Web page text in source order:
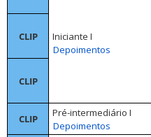
Iniciante I
Depoimentos
CLIP
CLIP
CLIP
Pré-intermediário I
Depoimentos